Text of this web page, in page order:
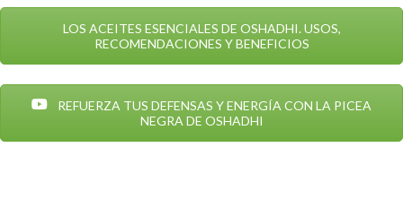
LOS ACEITES ESENCIALES DE OSHADHI. USOS,
RECOMENDACIONES Y BENEFICIOS
REFUERZA TUS DEFENSAS Y ENERGÍA CON LA PICEA
NEGRA DE OSHADHI